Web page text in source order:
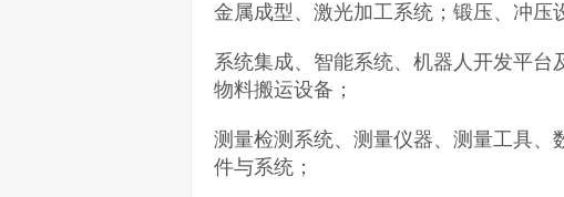
金属成型、激光加工系统；锻压、冲压
系统集成、智能系统、机器人开发平
物料搬运设备；
测量检测系统、测量仪器、测量工具
件与系统；